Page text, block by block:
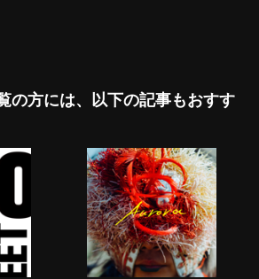
の方には、以下の記事もおすす